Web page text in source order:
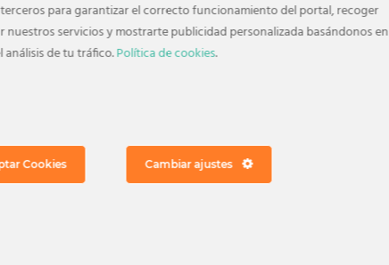
para garantizar el correcto funcionamiento del portal, recoger
nuestros servicios y mostrarte publicidad personalizada basándonos en
análisis de tu tráfico.Política de cookies.
Cookies Cambiar ajustes